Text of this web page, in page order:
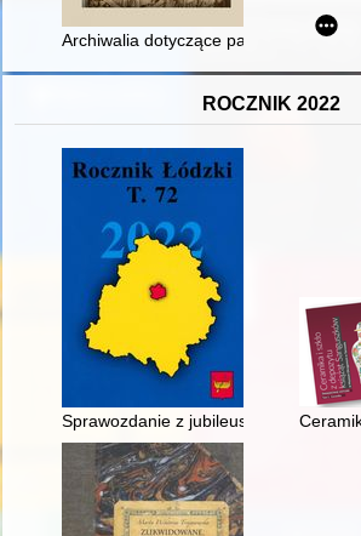
Archiwalia dotyczące parafii pw. św.
ROCZNIK 2022
Sprawozdanie z jubileuszu profesor